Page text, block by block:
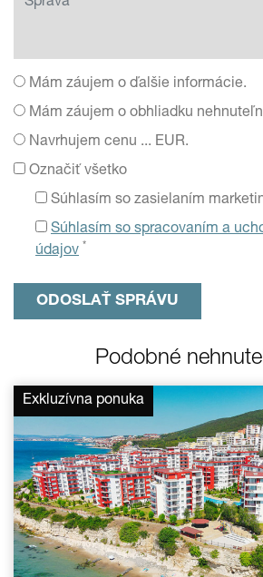
Mám záujem o ďalšie informácie.
Mám záujem o obhliadku
Navrhujem cenu ... EUR.
Označiť všetko
Súhlasím so zasielaním
Súhlasím so spracovaním a
údajov *
Podobné
Exkluzívna ponuka